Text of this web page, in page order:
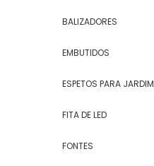
BALIZADORES
EMBUTIDOS
ESPETOS PARA JARDIM
FITA DE LED
FONTES